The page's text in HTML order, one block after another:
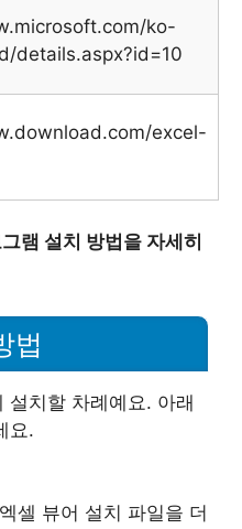
ko-
details.aspx?id=10
excel-
램 설치 방법을 자세히
법
설치할 차례예요. 아래
요.
셀 뷰어 설치 파일을 더